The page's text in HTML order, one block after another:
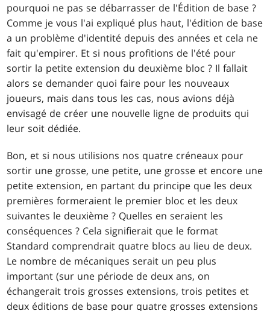
pourquoi ne pas se débarrasser de l'Édition de base ?
Comme je vous l'ai expliqué plus haut, l'édition de base
a un problème d'identité depuis des années et cela ne
fait qu'empirer. Et si nous profitions de l'été pour
sortir la petite extension du deuxième bloc ? Il fallait
alors se demander quoi faire pour les nouveaux
joueurs, mais dans tous les cas, nous avions déjà
envisagé de créer une nouvelle ligne de produits qui
leur soit dédiée.
Bon, et si nous utilisions nos quatre créneaux pour
sortir une grosse, une petite, une grosse et encore une
petite extension, en partant du principe que les deux
premières formeraient le premier bloc et les deux
suivantes le deuxième ? Quelles en seraient les
conséquences ? Cela signifierait que le format
Standard comprendrait quatre blocs au lieu de deux.
Le nombre de mécaniques serait un peu plus
important (sur une période de deux ans, on
échangerait trois grosses extensions, trois petites et
deux éditions de base pour quatre grosses extensions